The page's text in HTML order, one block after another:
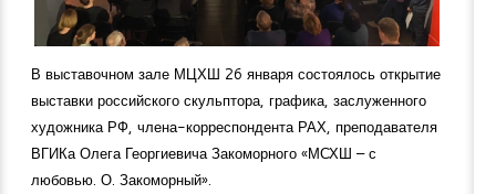
В выставочном зале МЦХШ 26 января состоялось открытие
выставки российского скульптора, графика, заслуженного
художника РФ, члена-корреспондента РАХ, преподавателя
ВГИКа Олега Георгиевича Закоморного «МСХШ – с
любовью. О. Закоморный».